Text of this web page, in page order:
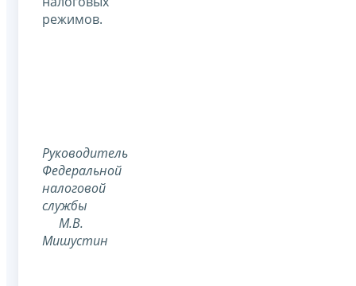
режимов.
Руководитель
Федеральной
налоговой
службы
М.В.
Мишустин